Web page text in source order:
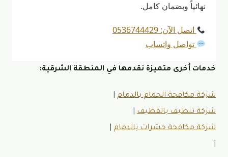
نهائياً وبضمان كامل.
اتصل الآن: 0536744429
تواصل واتساب
خدمات أخرى متميزة نقدمها في المنطقة الشرقية:
شركة مكافحة الحمام بالدمام
شركة تنظيف بالقطيف
شركة مكافحة حشرات بالدمام